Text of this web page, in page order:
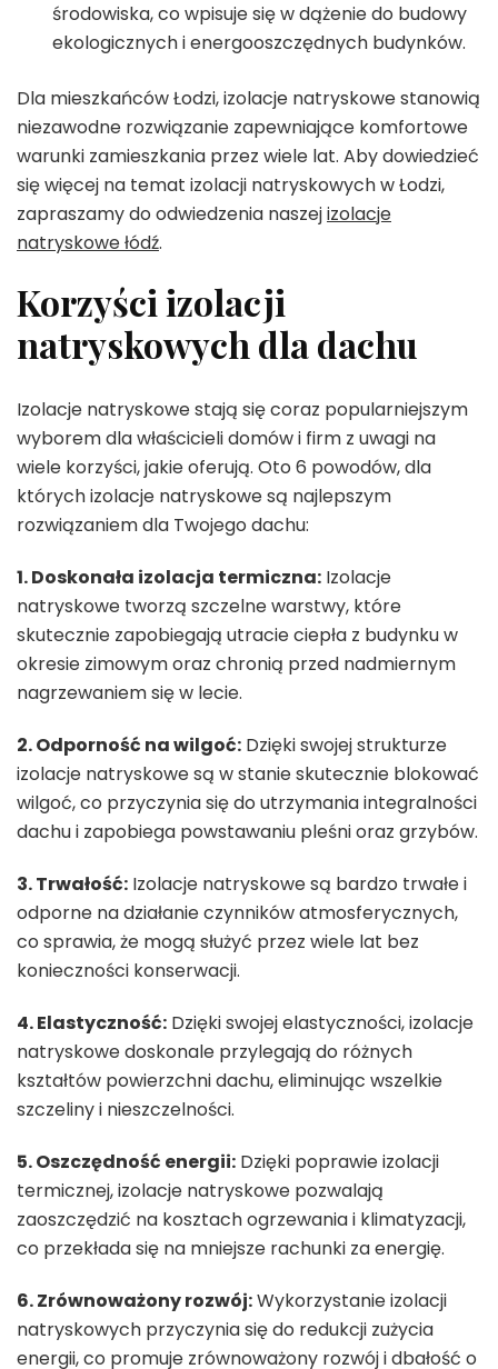
środowiska, co wpisuje się w dążenie do budowy
ekologicznych i energooszczędnych budynków.
Dla mieszkańców Łodzi, izolacje natryskowe stanowią
niezawodne rozwiązanie zapewniające komfortowe
warunki zamieszkania przez wiele lat. Aby dowiedzieć
się więcej na temat izolacji natryskowych w Łodzi,
zapraszamy do odwiedzenia naszejizolacje
natryskowe łódź.
Korzyści izolacji
natryskowych dla dachu
Izolacje natryskowe stają się coraz popularniejszym
wyborem dla właścicieli domów i firm z uwagi na
wiele korzyści, jakie oferują. Oto 6 powodów, dla
których izolacje natryskowe są najlepszym
rozwiązaniem dla Twojego dachu:
1. Doskonała izolacja termiczna: Izolacje
natryskowe tworzą szczelne warstwy, które
skutecznie zapobiegają utracie ciepła z budynku w
okresie zimowym oraz chronią przed nadmiernym
nagrzewaniem się w lecie.
2. Odporność na wilgoć: Dzięki swojej strukturze
izolacje natryskowe są w stanie skutecznie blokować
wilgoć, co przyczynia się do utrzymania integralności
dachu i zapobiega powstawaniu pleśni oraz grzybów.
3. Trwałość: Izolacje natryskowe są bardzo trwałe i
odporne na działanie czynników atmosferycznych,
co sprawia, że mogą służyć przez wiele lat bez
konieczności konserwacji.
4. Elastyczność: Dzięki swojej elastyczności, izolacje
natryskowe doskonale przylegają do różnych
kształtów powierzchni dachu, eliminując wszelkie
szczeliny i nieszczelności.
5. Oszczędność energii: Dzięki poprawie izolacji
termicznej, izolacje natryskowe pozwalają
zaoszczędzić na kosztach ogrzewania i klimatyzacji,
co przekłada się na mniejsze rachunki za energię.
6. Zrównoważony rozwój:Wykorzystanie izolacji
natryskowych przyczynia się do redukcji zużycia
energii, co promuje zrównoważony rozwój i dbałość o